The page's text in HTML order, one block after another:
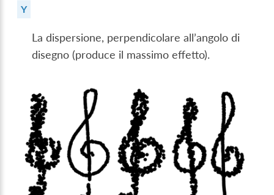
Y
La dispersione, perpendicolare all’angolo di
disegno (produce il massimo effetto).